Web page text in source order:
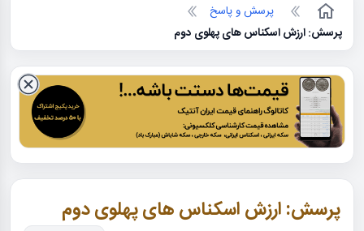
پرسش و پاسخ
پرسش: ارزش اسکناس های پهلوی دوم
پرسش: ارزش اسکناس های پهلوی دوم